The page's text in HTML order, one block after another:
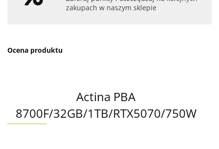
zakupach w naszym sklepie
Ocena produktu
Actina PBA
8700F/32GB/1TB/RTX5070/750W